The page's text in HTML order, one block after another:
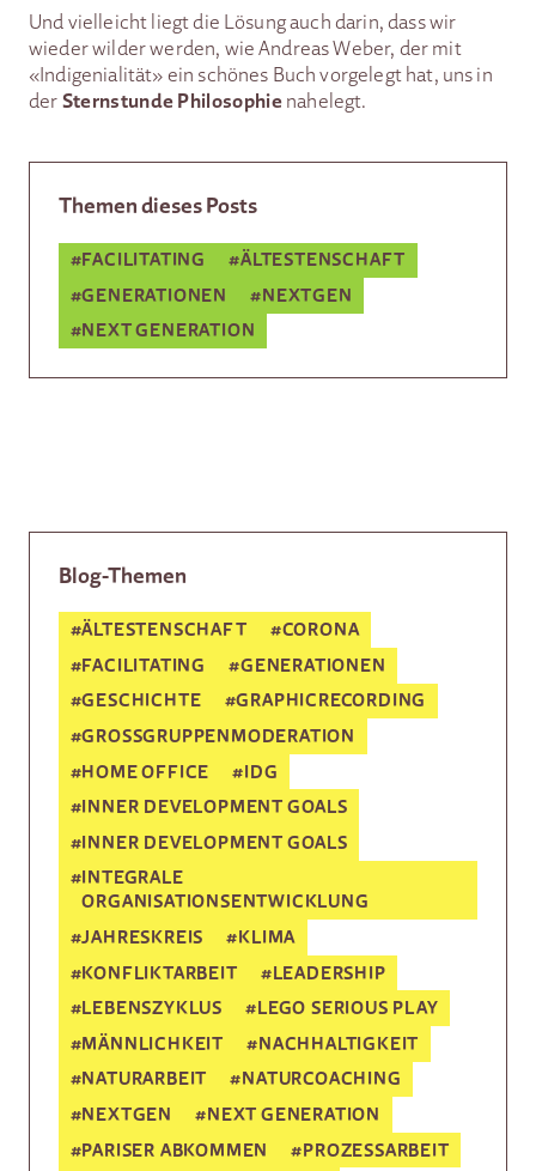
Und vielleicht liegt die Lösung auch darin, dass wir
wieder wilder werden, wie Andreas Weber, der mit
«Indigenialität» ein schönes Buch vorgelegt hat, uns in
der Sternstunde Philosophie nahelegt.
Themen dieses Posts
#FACILITATING #ÄLTESTENSCHAFT
#GENERATIONEN #NEXTGEN
#NEXT GENERATION
Blog-Themen
#ÄLTESTENSCHAFT #CORONA
#FACILITATING #GENERATIONEN
#GESCHICHTE #GRAPHICRECORDING
#GROSSGRUPPEN­MODERATION
#HOME OFFICE #IDG
#INNER DEVELOPMENT GOALS
#INNER DEVELOPMENT GOALS
#INTEGRALE
ORGANISATIONSENTWICKLUNG
#JAHRESKREIS #KLIMA
#KONFLIKTARBEIT #LEADERSHIP
#LEBENSZYKLUS #LEGO SERIOUS PLAY
#MÄNNLICHKEIT #NACHHALTIGKEIT
#NATURARBEIT #NATURCOACHING
#NEXTGEN #NEXT GENERATION
#PARISER ABKOMMEN #PROZESSARBEIT